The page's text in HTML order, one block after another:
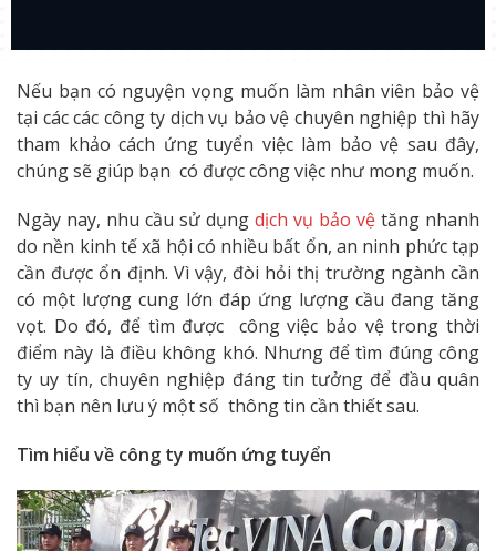
Nếu bạn có nguyện vọng muốn làm nhân viên bảo vệ
tại các các công ty dịch vụ bảo vệ chuyên nghiệp thì hãy
tham khảo cách ứng tuyển việc làm bảo vệ sau đây,
chúng sẽ giúp bạn có được công việc như mong muốn.
Ngày nay, nhu cầu sử dụng dịch vụ bảo vệ tăng nhanh
do nền kinh tế xã hội có nhiều bất ổn, an ninh phức tạp
cần được ổn định. Vì vậy, đòi hỏi thị trường ngành cần
có một lượng cung lớn đáp ứng lượng cầu đang tăng
vọt. Do đó, để tìm được công việc bảo vệ trong thời
điểm này là điều không khó. Nhưng để tìm đúng công
ty uy tín, chuyên nghiệp đáng tin tưởng để đầu quân
thì bạn nên lưu ý một số thông tin cần thiết sau.
Tìm hiểu về công ty muốn ứng tuyển